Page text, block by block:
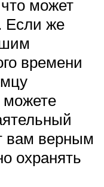
может
Если же
времени
можете
вам верным
охранять